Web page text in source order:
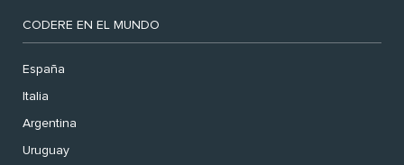
CODERE EN EL MUNDO
España
Italia
Argentina
Uruguay